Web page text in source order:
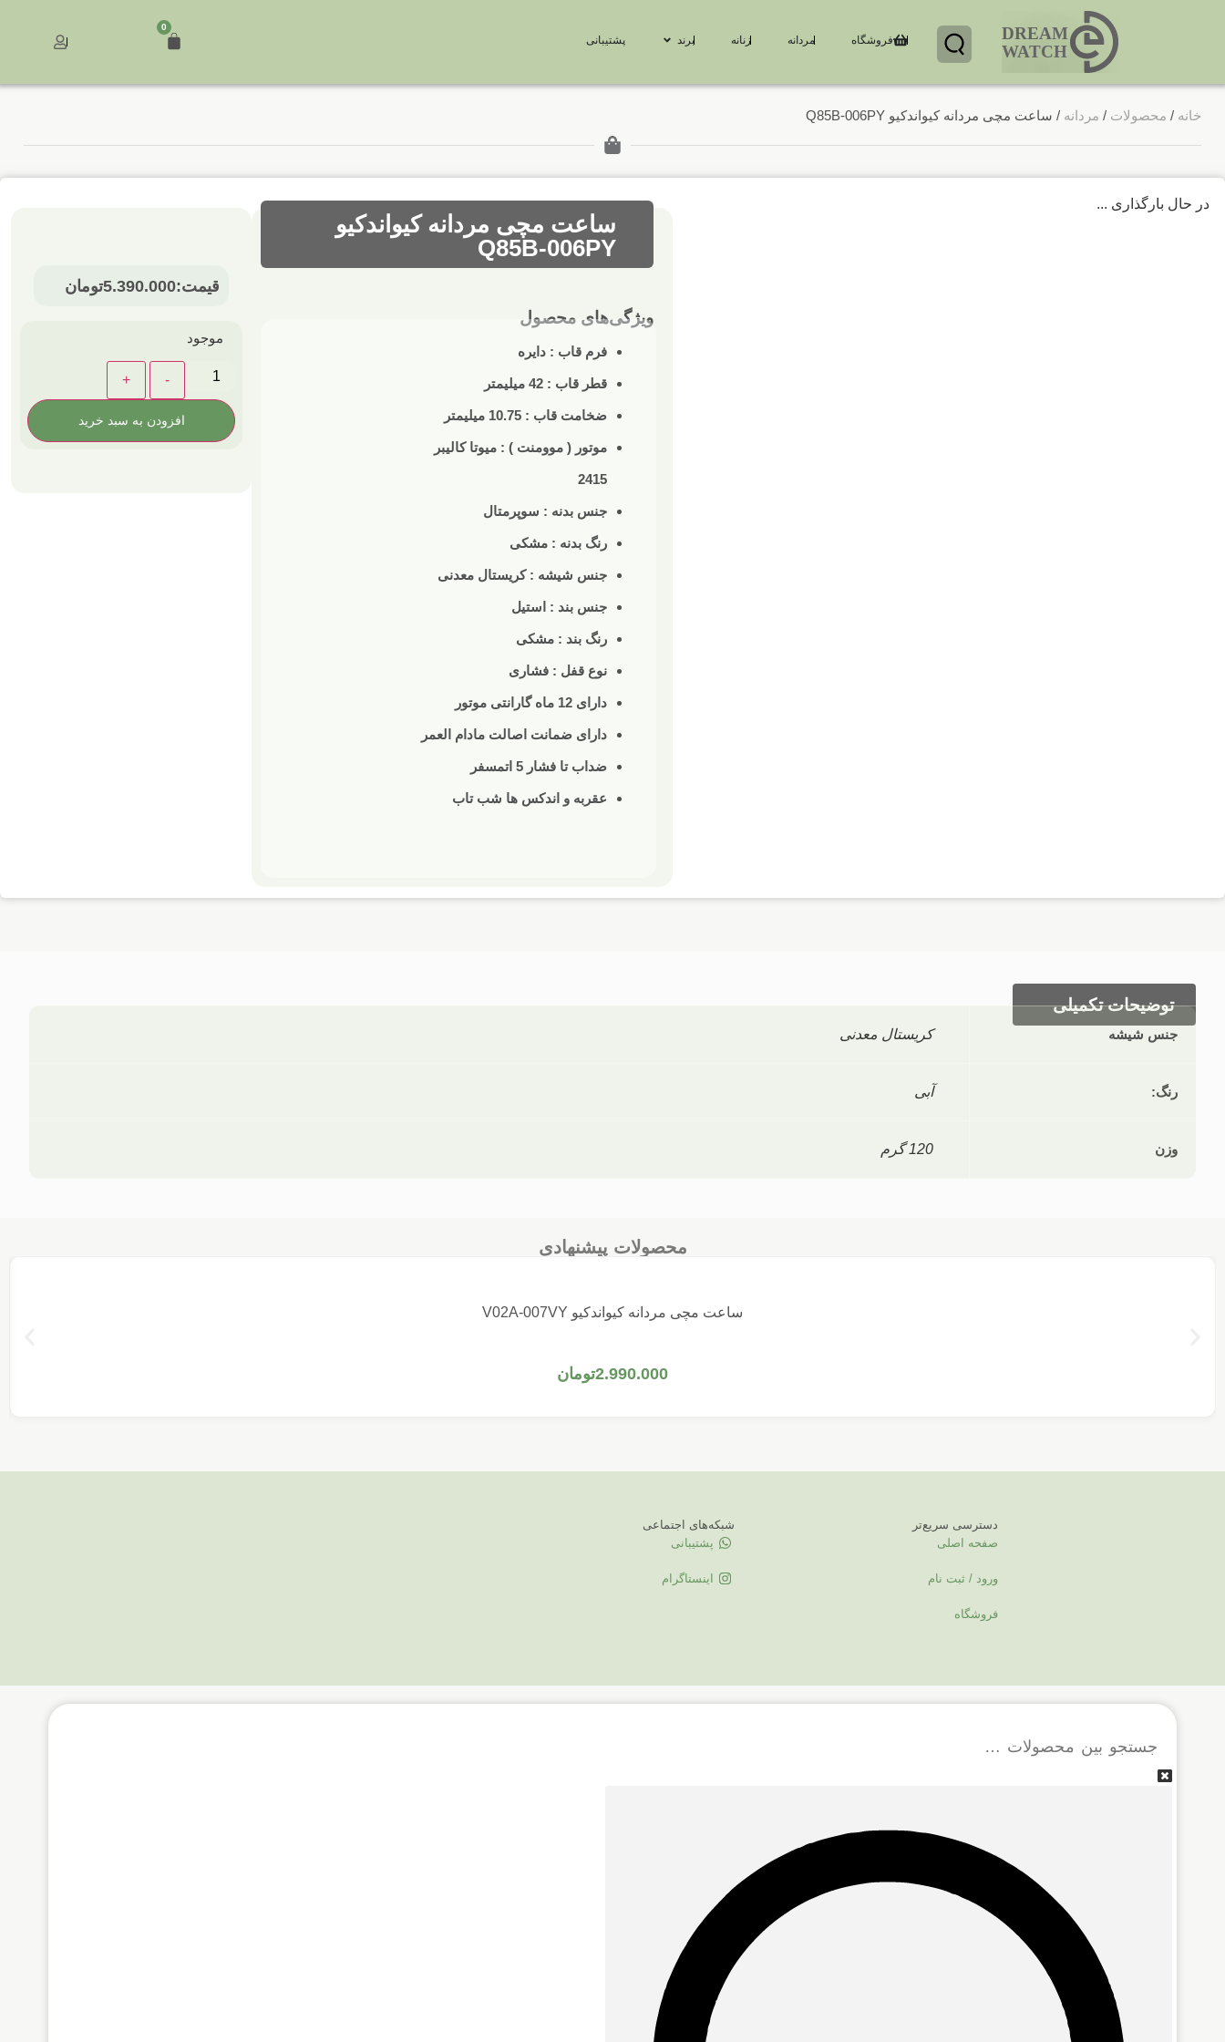
DREAM
WATCH
فروشگاه مردانه زنانه برند پشتیبانی
0
خانه / محصولات / مردانه / ساعت مچی مردانه کیواندکیو Q85B-006PY
در حال بارگذاری ...
ساعت مچی مردانه کیواندکیو
Q85B-006PY
ویژگی‌های محصول
فرم قاب : دایره
قطر قاب : 42 میلیمتر
ضخامت قاب : 10.75 میلیمتر
موتور ( موومنت ) : میوتا کالیبر
2415
جنس بدنه : سوپرمتال
رنگ بدنه : مشکی
جنس شیشه : کریستال معدنی
جنس بند : استیل
رنگ بند : مشکی
نوع قفل : فشاری
دارای 12 ماه گارانتی موتور
دارای ضمانت اصالت مادام العمر
ضداب تا فشار 5 اتمسفر
عقربه و اندکس ها شب تاب
قیمت:5.390.000تومان
موجود
-
+
افزودن به سبد خرید
توضیحات تکمیلی
جنس شیشه کریستال معدنی
رنگ: آبی
وزن 120 گرم
محصولات پیشنهادی
ساعت مچی مردانه کیواندکیو V02A-007VY
2.990.000تومان
دسترسی سریع‌تر
صفحه اصلی
ورود / ثبت نام
فروشگاه
شبکه‌های اجتماعی
پشتیبانی
اینستاگرام